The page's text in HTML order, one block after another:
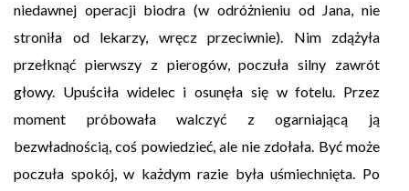
niedawnej operacji biodra (w odróżnieniu od Jana, nie
stroniła od lekarzy, wręcz przeciwnie). Nim zdążyła
przełknąć pierwszy z pierogów, poczuła silny zawrót
głowy. Upuściła widelec i osunęła się w fotelu. Przez
moment próbowała walczyć z ogarniającą ją
bezwładnością, coś powiedzieć, ale nie zdołała. Być może
poczuła spokój, w każdym razie była uśmiechnięta. Po